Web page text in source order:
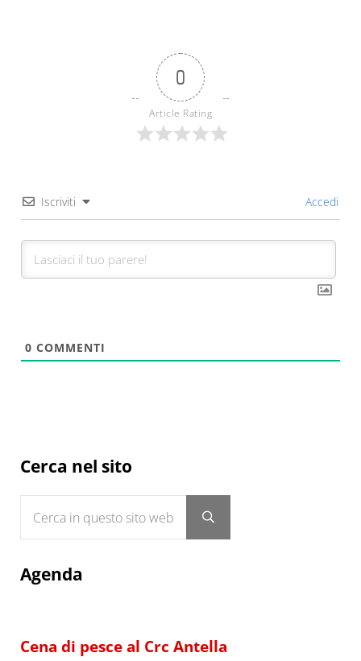
0
Article Rating
Iscriviti Accedi
0 COMMENTI
Sidebar
Cerca nel sito
Submit search
Agenda
Cena di pesce al Crc Antella